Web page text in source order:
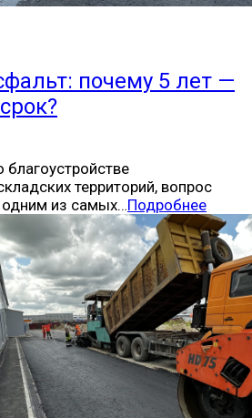
почему 5 лет —
благоустройстве
территорий, вопрос
одним из самых…Подробнее